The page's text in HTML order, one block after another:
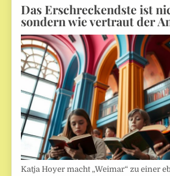
Das Erschreckendste ist
sondern wie vertraut der
Katja Hoyer macht „Weimar“ zu einer